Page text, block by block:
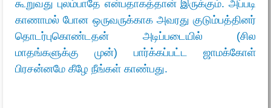
கூறுவது புலம்பாதே என்பதாகத்தான் இருக்கும். அப்படி
காணாமல் போன ஒருவருக்காக அவரது குடும்பத்தினர்
தொடர்புகொண்டதன் அடிப்படையில் (சில
மாதங்களுக்கு முன்) பார்க்கப்பட்ட ஜாமக்கோள்
பிரசன்னமே கீழே நீங்கள் காண்பது.